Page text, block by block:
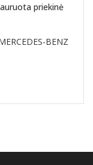
priekinė
BENZ